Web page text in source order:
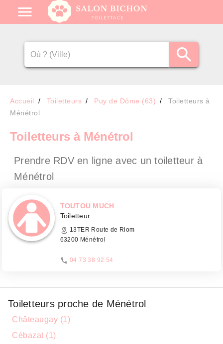
Accueil Toiletteurs Puy de Dôme (63)
Toiletteurs à
Ménétrol
Toiletteurs à Ménétrol
Prendre RDV en ligne avec un toiletteur à
Ménétrol
TOUTOU MUCH
Toiletteur
13TER Route de Riom
63200 Ménétrol
04 73 38 92 54
Toiletteurs proche de Ménétrol
Châteaugay (1)
Cébazat (1)